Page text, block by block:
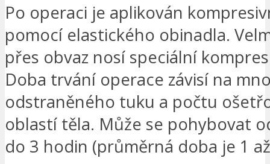
Po operaci je aplikován
pomocí elastického obinadla.
přes obvaz nosí speciální
Doba trvání operace závisí na
odstraněného tuku a počtu
oblastí těla. Může se pohybovat
do 3 hodin (průměrná doba je 1